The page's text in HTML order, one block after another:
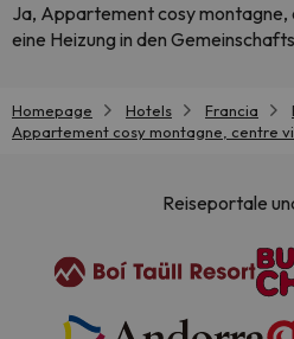
Ja, Appartement cosy montagne,
eine Heizung in den
Homepage Hotels Francia
Appartement cosy montagne, centre
Reiseportale